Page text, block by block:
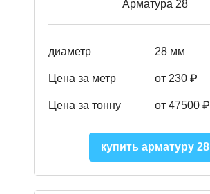
Арматура 28
диаметр 28 мм
Цена за метр от 230 ₽
Цена за тонну от 47500 ₽
купить арматуру 28